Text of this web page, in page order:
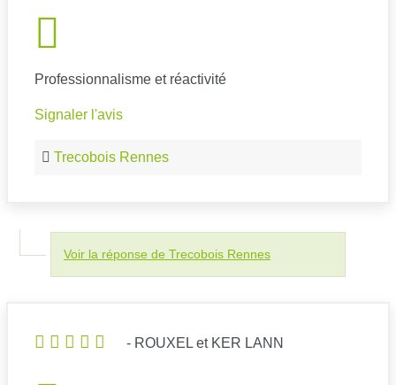
Professionnalisme et réactivité
Signaler l'avis
Trecobois Rennes
Voir la réponse de Trecobois Rennes
- ROUXEL et KER LANN